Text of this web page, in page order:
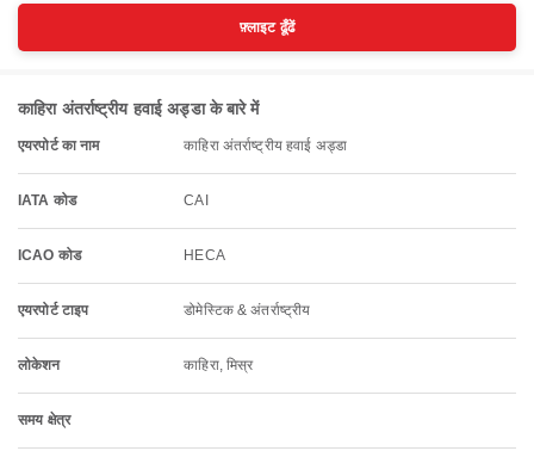
फ़्लाइट ढूँढें
काहिरा अंतर्राष्ट्रीय हवाई अड्डा के बारे में
एयरपोर्ट का नाम काहिरा अंतर्राष्ट्रीय हवाई अड्डा
IATA कोड CAI
ICAO कोड HECA
एयरपोर्ट टाइप डोमेस्टिक & अंतर्राष्ट्रीय
लोकेशन काहिरा, मिस्र
समय क्षेत्र